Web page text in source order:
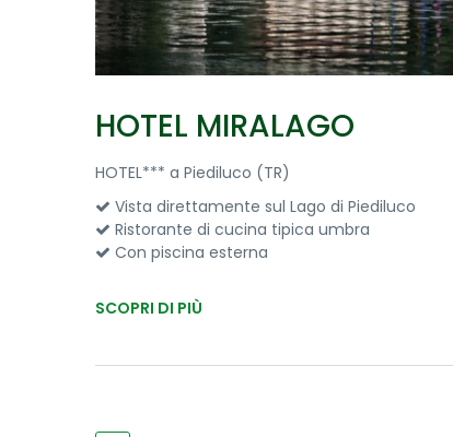
HOTEL MIRALAGO
HOTEL*** a Piediluco (TR)
Vista direttamente sul Lago di Piediluco
Ristorante di cucina tipica umbra
Con piscina esterna
SCOPRI DI PIÙ